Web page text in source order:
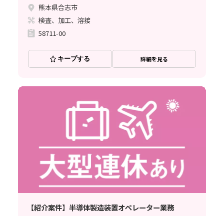
熊本県合志市
検査、加工、溶接
58711-00
キープする 詳細を見る
【紹介案件】半導体製造装置オペレーター業務